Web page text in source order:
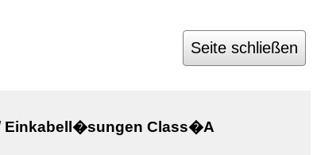
Seite schließen
Einkabell�sungen Class�A